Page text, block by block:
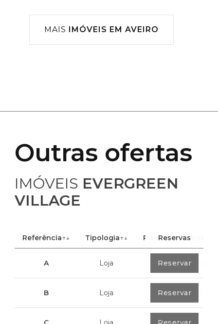
MAIS IMÓVEIS EM AVEIRO
Outras ofertas
IMÓVEIS EVERGREEN
VILLAGE
Referência↑↓ Tipologia↑↓ Piso ↑↓ Área
Reservas
A Loja 40,85 m²
Reservar
B Loja 100,70 m²
Reservar